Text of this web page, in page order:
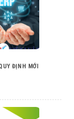
ĐỊNH MỚI